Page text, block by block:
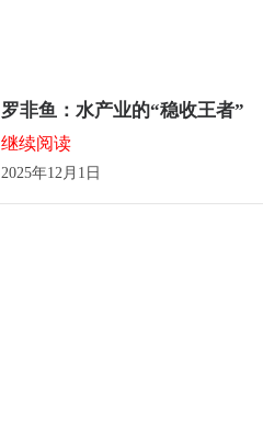
罗非鱼：水产业的“稳收王者”
继续阅读
2025年12月1日